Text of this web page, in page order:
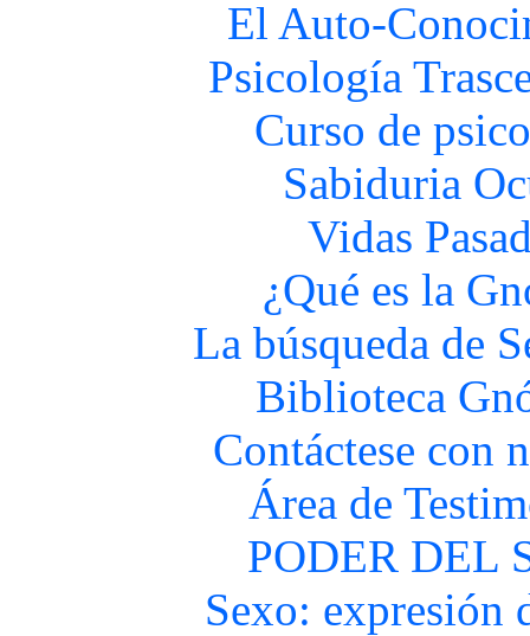
El Auto-
Psicología
Curso de
Sabiduria
Vidas
¿Qué es la
La búsqueda de
Biblioteca
Contáctese con
Área de
PODER DEL
Sexo: expresión